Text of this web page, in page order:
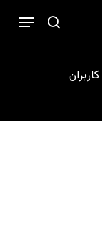
جستجو
فهرست
بستن
کاربران